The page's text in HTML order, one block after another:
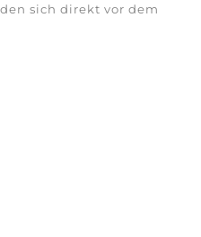
sich direkt vor dem